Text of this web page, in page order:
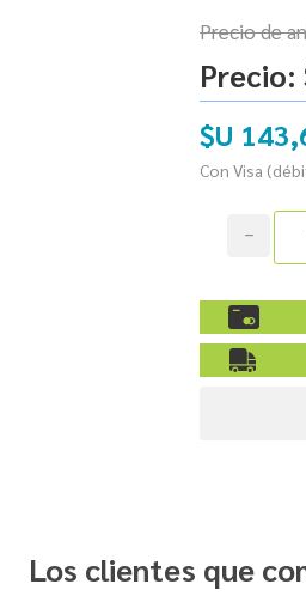
Precio de
Precio:
$U
Con Visa
h
Los clientes que